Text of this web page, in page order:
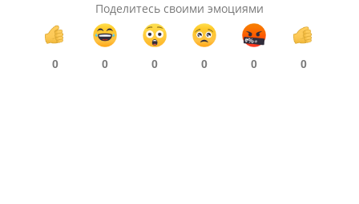
Поделитесь своими эмоциями
0 0 0 0 0 0